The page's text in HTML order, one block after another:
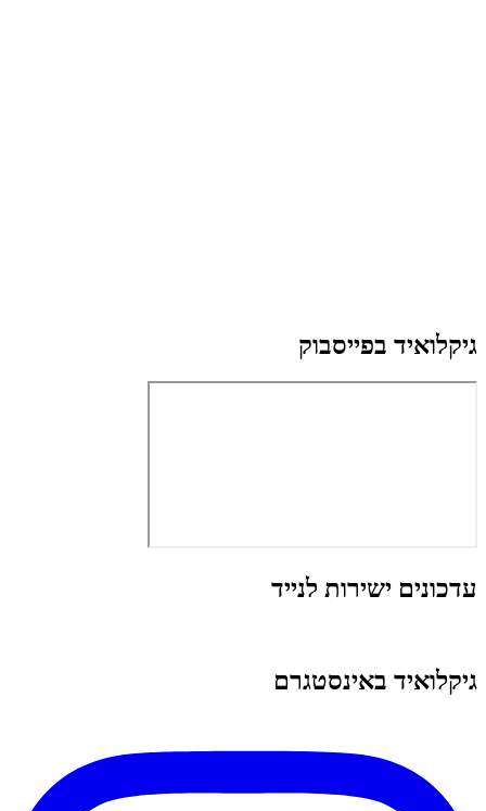
גיקלואיד בפייסבוק
עדכונים ישירות לנייד
גיקלואיד באינסטגרם